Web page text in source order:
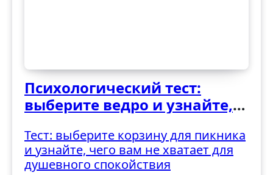
Психологический тест:
выберите ведро и узнайте,
трудностями
Тест: выберите корзину для пикника
и узнайте, чего вам не хватает для
душевного спокойствия